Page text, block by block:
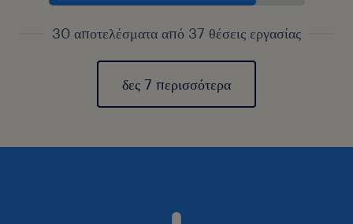
30 αποτελέσματα από 37 θέσεις εργασίας
δες 7 περισσότερα